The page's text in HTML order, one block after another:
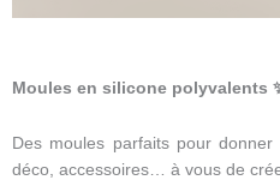
Moules en silicone polyvalents
Des moules parfaits pour
déco, accessoires… à vous de